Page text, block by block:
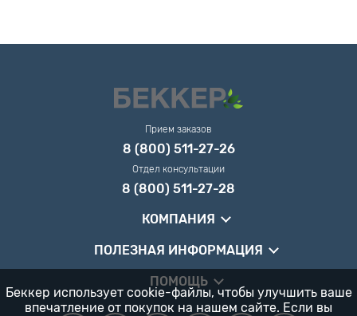
Прием заказов
8 (800) 511-27-26
Отдел консультации
8 (800) 511-27-28
КОМПАНИЯ
ПОЛЕЗНАЯ ИНФОРМАЦИЯ
ПОМОЩЬ
Беккер использует cookie-файлы, чтобы улучшить ваше
впечатление от покупок на нашем сайте. Если вы